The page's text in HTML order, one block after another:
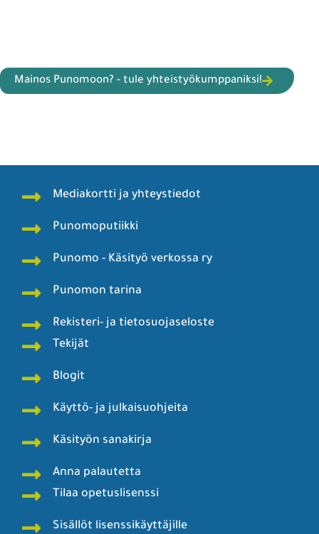
Mainos Punomoon? - tule yhteistyökumppaniksi!
Mediakortti ja yhteystiedot
Punomoputiikki
Punomo - Käsityö verkossa ry
Punomon tarina
Rekisteri- ja tietosuojaseloste
Tekijät
Blogit
Käyttö- ja julkaisuohjeita
Käsityön sanakirja
Anna palautetta
Tilaa opetuslisenssi
Sisällöt lisenssikäyttäjille